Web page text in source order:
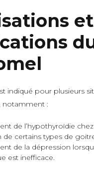
et
indiqué pour plusieurs
notamment :
de l’hypothyroïdie
de certains types de
de la dépression
est inefficace.